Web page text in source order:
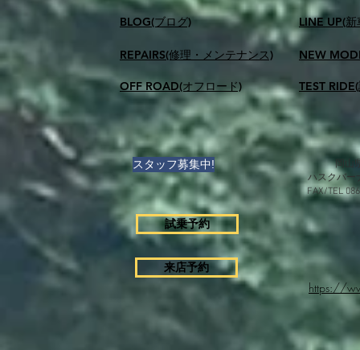
BLOG(ブログ)
REPAIRS(修理・メンテナンス)
OFF ROAD(オフロード)
LINE UP(新
NEW
TEST
スタッフ募集中!
試乗予約
来店予約
岡山
ハスクバー
FAX/TEL
https://